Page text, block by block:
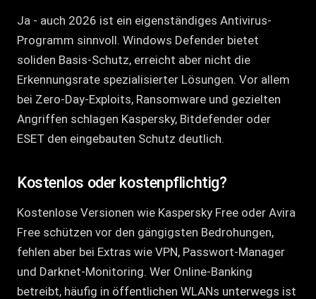
Ja - auch 2026 ist ein eigenständiges Antivirus-
Programm sinnvoll. Windows Defender bietet
soliden Basis-Schutz, erreicht aber nicht die
Erkennungsrate spezialisierter Lösungen. Vor allem
bei Zero-Day-Exploits, Ransomware und gezielten
Angriffen schlagen Kaspersky, Bitdefender oder
ESET den eingebauten Schutz deutlich.
Kostenlos oder kostenpflichtig?
Kostenlose Versionen wie Kaspersky Free oder Avira
Free schützen vor den gängigsten Bedrohungen,
fehlen aber bei Extras wie VPN, Passwort-Manager
und Darknet-Monitoring. Wer Online-Banking
betreibt, häufig in öffentlichen WLANs unterwegs ist